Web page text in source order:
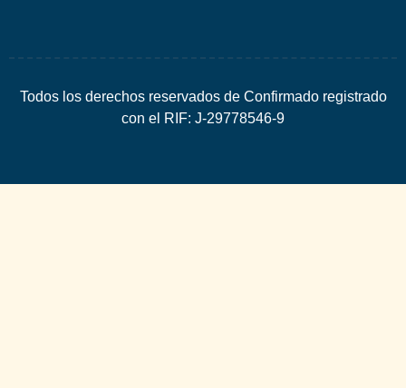
Todos los derechos reservados de Confirmado registrado
con el RIF: J-29778546-9